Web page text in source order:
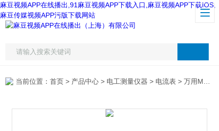
麻豆视频APP在线播出,91麻豆视频APP下载入口,麻豆视频APP下载IOS,
麻豆传媒视频APP污版下载网站
当前位置：首页 > 产品中心 > 电工测量仪器 > 电流表 > 万用M1800钳形表